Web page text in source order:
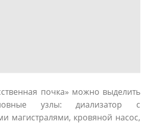
почка» можно выделить
узлы: диализатор с
магистралями, кровяной насос,